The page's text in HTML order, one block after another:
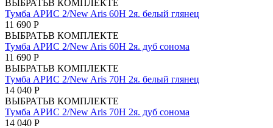
ВЫБРАТЬВ КОМПЛЕКТЕ
Тумба АРИС 2/New Aris 60Н 2я. белый глянец
11 690 Р
ВЫБРАТЬВ КОМПЛЕКТЕ
Тумба АРИС 2/New Aris 60Н 2я. дуб сонома
11 690 Р
ВЫБРАТЬВ КОМПЛЕКТЕ
Тумба АРИС 2/New Aris 70Н 2я. белый глянец
14 040 Р
ВЫБРАТЬВ КОМПЛЕКТЕ
Тумба АРИС 2/New Aris 70Н 2я. дуб сонома
14 040 Р